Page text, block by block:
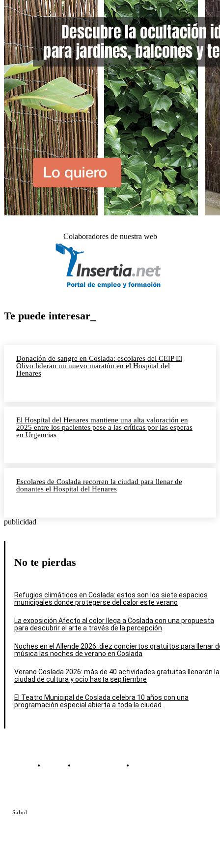
Salud
Colaboradores de nuestra web
Te puede interesar_
Donación de sangre en Coslada: escolares del CEIP El
Olivo lideran un nuevo maratón en el Hospital del
Henares
El Hospital del Henares mantiene una alta valoración en
2025 entre los pacientes pese a las críticas por las esperas
en Urgencias
Escolares de Coslada recorren la ciudad para llenar de
donantes el Hospital del Henares
publicidad
No te pierdas
Refugios climáticos en Coslada: estos son los siete espacios
municipales donde protegerse del calor este verano
La exposición Afecto al color llega a Coslada con una propuesta
para descubrir el arte a través de la percepción
Noches en el Allende 2026: diez conciertos gratuitos para llenar
música las noches de verano en Coslada
Verano Coslada 2026: más de 40 actividades gratuitas llenarán la
ciudad de cultura y ocio hasta septiembre
El Teatro Municipal de Coslada celebra 10 años con una
programación especial abierta a toda la ciudad
Contacto Política de cookies